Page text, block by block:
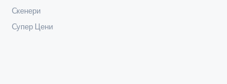
Скенери
Супер Цени